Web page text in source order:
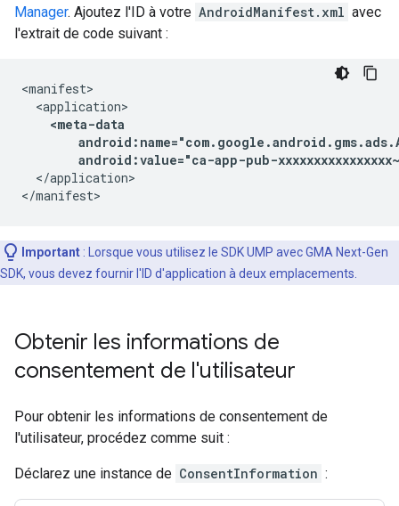
Manager. Ajoutez l'ID à votre AndroidManifest.xml avec
l'extrait de code suivant :
android:value="ca-app-pub-
</application>
Important : Lorsque vous utilisez le SDK UMP avecGMA Next-Gen
SDK, vous devez fournir l'ID d'application à deux emplacements.
Obtenir les informations de
consentement de l'utilisateur
Pour obtenir les informations de consentement de
l'utilisateur, procédez comme suit :
Déclarez une instance de ConsentInformation :